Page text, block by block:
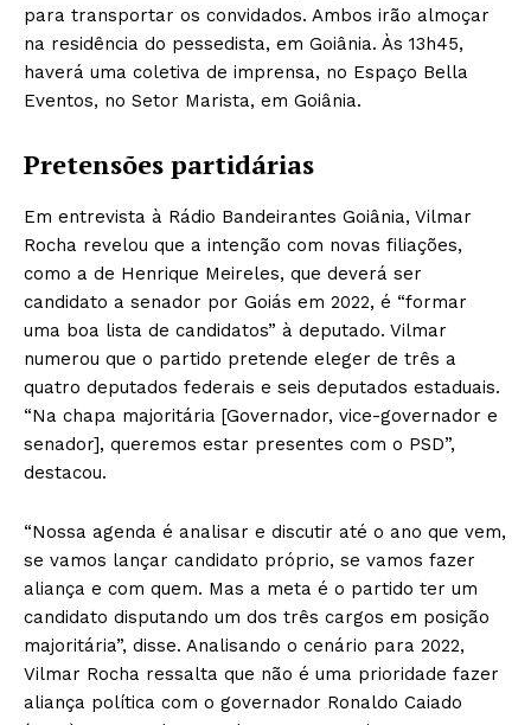
para transportar os convidados. Ambos irão almoçar
na residência do pessedista, em Goiânia. Às 13h45,
haverá uma coletiva de imprensa, no Espaço Bella
Eventos, no Setor Marista, em Goiânia.
Pretensões partidárias
Em entrevista à Rádio Bandeirantes Goiânia, Vilmar
Rocha revelou que a intenção com novas filiações,
como a de Henrique Meireles, que deverá ser
candidato a senador por Goiás em 2022, é “formar
uma boa lista de candidatos” à deputado. Vilmar
numerou que o partido pretende eleger de três a
quatro deputados federais e seis deputados estaduais.
“Na chapa majoritária [Governador, vice-governador e
senador], queremos estar presentes com o PSD”,
destacou.
“Nossa agenda é analisar e discutir até o ano que vem,
se vamos lançar candidato próprio, se vamos fazer
aliança e com quem. Mas a meta é o partido ter um
candidato disputando um dos três cargos em posição
majoritária”, disse. Analisando o cenário para 2022,
Vilmar Rocha ressalta que não é uma prioridade fazer
aliança política com o governador Ronaldo Caiado